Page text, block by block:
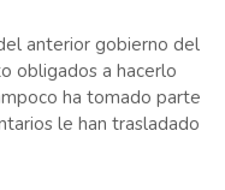
anterior gobierno del
obligados a hacerlo
ha tomado parte
le han trasladado